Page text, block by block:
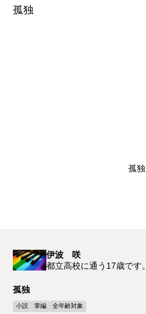
孤独
孤独
伊波 咲
都立高校に通う17歳です。
孤独
小説 掌編 全年齢対象